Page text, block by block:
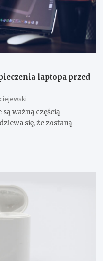
laptopa przed
ważną częścią
się, że zostaną